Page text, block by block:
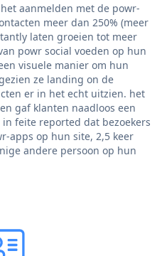
aanmelden met de powr-
meer dan 250% (meer
laten groeien tot meer
powr social voeden op hun
visuele manier om hun
ze landing on de
er in het echt uitzien. het
gaf klanten naadloos een
feite reported dat bezoekers
apps op hun site, 2,5 keer
andere persoon op hun